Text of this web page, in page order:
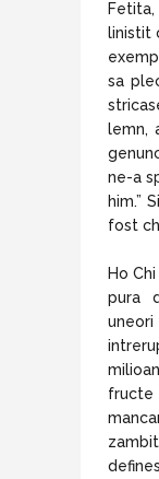
linistit
sa
lemn,
ne-a
him.”
fost
Ho
pura